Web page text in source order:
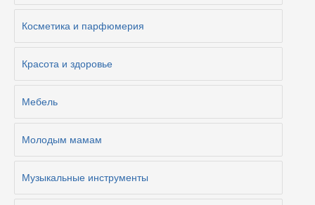
Косметика и парфюмерия
Красота и здоровье
Мебель
Молодым мамам
Музыкальные инструменты